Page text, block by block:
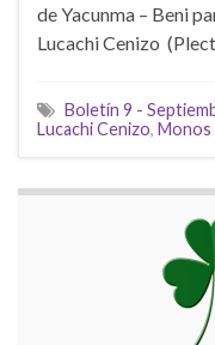
de Yacunma – Beni
Lucachi Cenizo
Boletín 9 -
Lucachi Cenizo, Monos